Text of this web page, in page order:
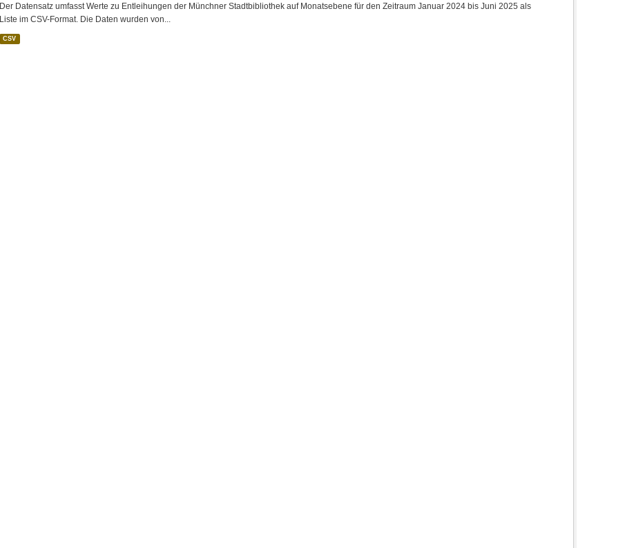
Der Datensatz umfasst Werte zu Entleihungen der Münchner Stadtbibliothek auf Monatsebene für den Zeitraum Januar 2024 bis Juni 2025 als
Liste im CSV-Format. Die Daten wurden von...
CSV